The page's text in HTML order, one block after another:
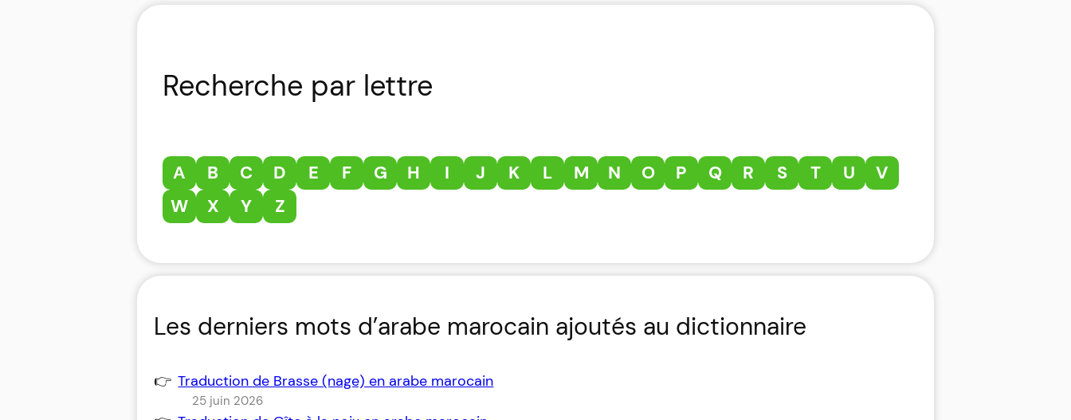
Recherche par lettre
A B C D E F G H I J K L M N O P Q R S T U
V
W
X Y Z
Les derniers mots d’arabe marocain ajoutés au dictionnaire
Traduction de Brasse (nage) en arabe marocain
25 juin 2026